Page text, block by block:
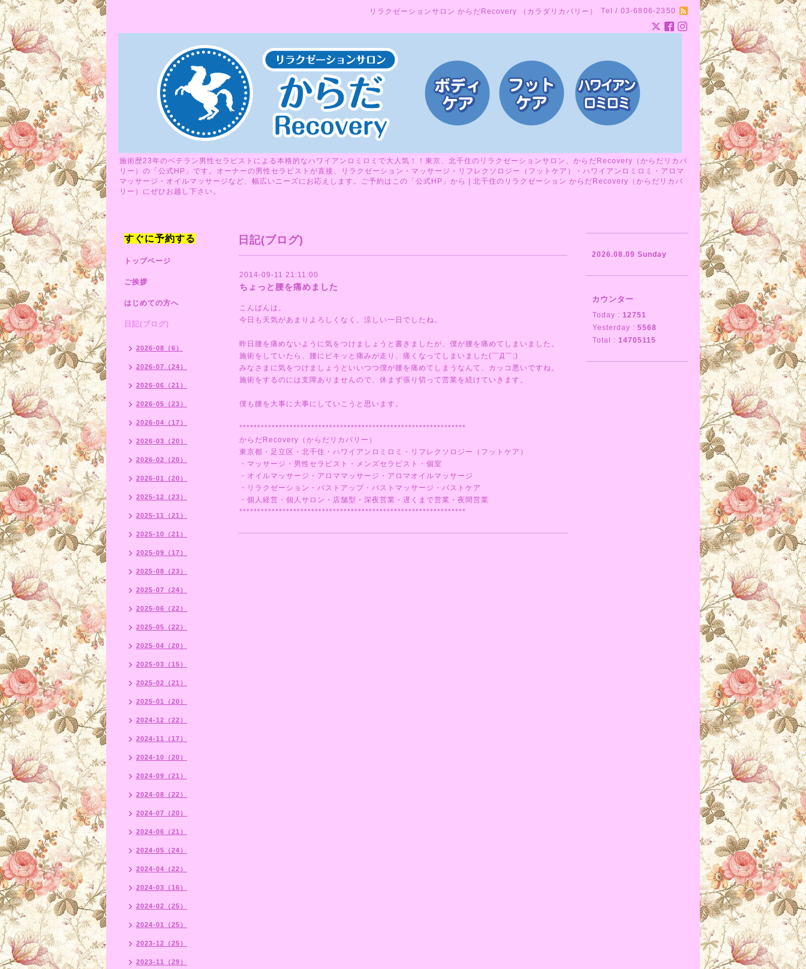
リラクゼーションサロン からだRecovery （カラダリカバリー） Tel / 03-6806-2350
施術歴23年のベテラン男性セラピストによる本格的なハワイアンロミロミで大人気！！東京、北千住のリラクゼーションサロン、からだRecovery（からだリカバ
リー）の「公式HP」です。オーナーの男性セラピストが直接、リラクゼーション・マッサージ・リフレクソロジー（フットケア）・ハワイアンロミロミ・アロマ
マッサージ・オイルマッサージなど、幅広いニーズにお応えします。ご予約はこの「公式HP」から | 北千住のリラクゼーション からだRecovery（からだリカバ
リー）にぜひお越し下さい。
日記(ブログ)
2014-09-11 21:11:00
ちょっと腰を痛めました
こんばんは。
今日も天気があまりよろしくなく、涼しい一日でしたね。
昨日腰を痛めないように気をつけましょうと書きましたが、僕が腰を痛めてしまいました。
施術をしていたら、腰にピキッと痛みが走り、痛くなってしまいました(￣Д￣;)
みなさまに気をつけましょうといいつつ僕が腰を痛めてしまうなんて、カッコ悪いですね。
施術をするのには支障ありませんので、休まず張り切って営業を続けていきます。
僕も腰を大事に大事にしていこうと思います。
***************************************************************
からだRecovery（からだリカバリー）
東京都・足立区・北千住・ハワイアンロミロミ・リフレクソロジー（フットケア）
・マッサージ・男性セラピスト・メンズセラピスト・個室
・オイルマッサージ・アロママッサージ・アロマオイルマッサージ
・リラクゼーション・バストアップ・バストマッサージ・バストケア
・個人経営・個人サロン・店舗型・深夜営業・遅くまで営業・夜間営業
***************************************************************
すぐに予約する
トップページ
ご挨拶
はじめての方へ
日記(ブログ)
2026-08（6）
2026-07（24）
2026-06（21）
2026-05（23）
2026-04（17）
2026-03（20）
2026-02（20）
2026-01（20）
2025-12（23）
2025-11（21）
2025-10（21）
2025-09（17）
2025-08（23）
2025-07（24）
2025-06（22）
2025-05（22）
2025-04（20）
2025-03（15）
2025-02（21）
2025-01（20）
2024-12（22）
2024-11（17）
2024-10（20）
2024-09（21）
2024-08（22）
2024-07（20）
2024-06（21）
2024-05（24）
2024-04（22）
2024-03（16）
2024-02（25）
2024-01（25）
2023-12（25）
2023-11（29）
2026.08.09 Sunday
カウンター
Today : 12751
Yesterday : 5568
Total : 14705115